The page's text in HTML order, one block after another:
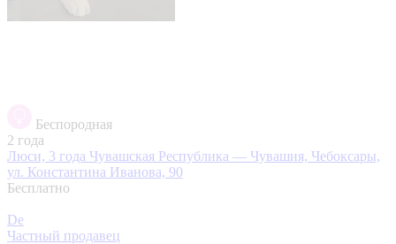
Беспородная
2 года
Люси, 3 года Чувашская Республика — Чувашия, Чебоксары,
ул. Константина Иванова, 90
Бесплатно
De
Частный продавец